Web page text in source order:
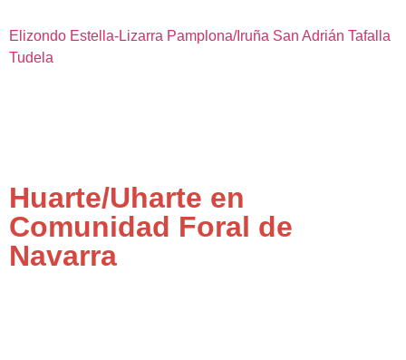
Elizondo Estella-Lizarra Pamplona/Iruña San Adrián Tafalla
Tudela
Huarte/Uharte en
Comunidad Foral de
Navarra